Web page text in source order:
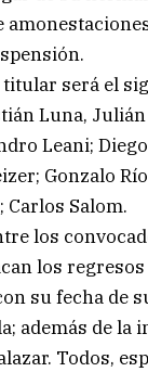
titular será el
Luna,
Leani;
Gonzalo
Salom.
los
los
su fecha de
además de la
Todos,